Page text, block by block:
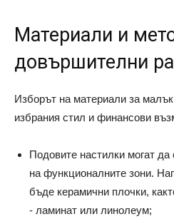
Материали и
довършителни
Изборът на материали за
избрания стил и финансови
Подовите настилки могат да
на функционалните зони.
бъде керамични плочки,
- ламинат или линолеум;